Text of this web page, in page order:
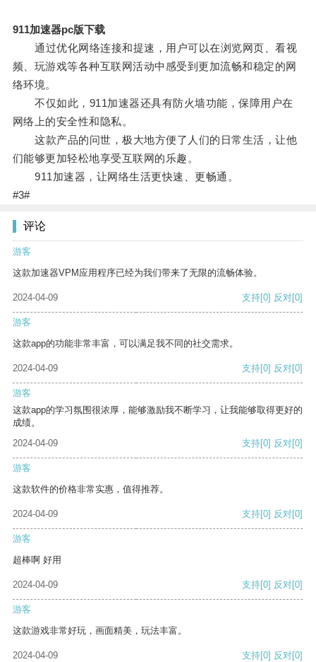
911加速器pc版下载
通过优化网络连接和提速，用户可以在浏览网页、看视
频、玩游戏等各种互联网活动中感受到更加流畅和稳定的网
络环境。
不仅如此，911加速器还具有防火墙功能，保障用户在
网络上的安全性和隐私。
这款产品的问世，极大地方便了人们的日常生活，让他
们能够更加轻松地享受互联网的乐趣。
911加速器，让网络生活更快速、更畅通。
#3#
评论
游客
这款加速器VPM应用程序已经为我们带来了无限的流畅体验。
2024-04-09 支持[0] 反对[0]
游客
这款app的功能非常丰富，可以满足我不同的社交需求。
2024-04-09 支持[0] 反对[0]
游客
这款app的学习氛围很浓厚，能够激励我不断学习，让我能够取得更好的
成绩。
2024-04-09
支持[0] 反对[0]
游客
这款软件的价格非常实惠，值得推荐。
2024-04-09 支持[0] 反对[0]
游客
超棒啊 好用
2024-04-09 支持[0] 反对[0]
游客
这款游戏非常好玩，画面精美，玩法丰富。
2024-04-09 支持[0] 反对[0]